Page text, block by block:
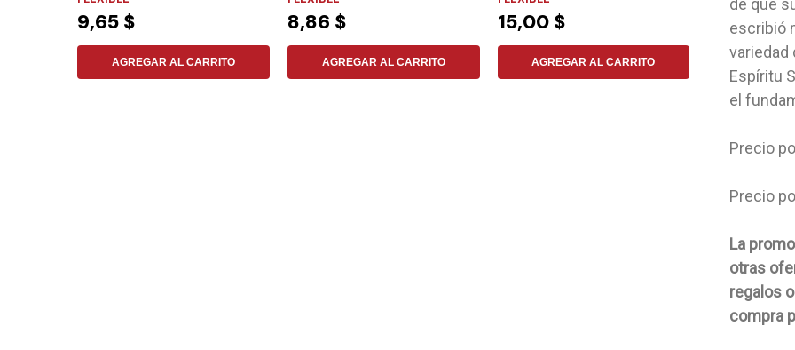
9,65 $
AGREGAR AL CARRITO
8,86 $
AGREGAR AL CARRITO
15,00 $
AGREGAR AL CARRITO
17,07 $
de que
escribió
variedad
Espíritu
el
Precio
Precio
La
otras
regalos
compra